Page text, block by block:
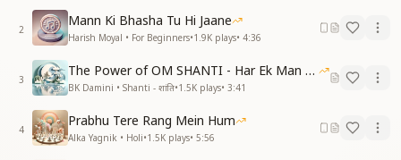
breath
जीवन का एक एक पल अनमोल है खजाना इनमें से एक पल भी नहीं
लौट के है आना
आनंद रस से अपना अंतकरण भिगो लो
अंतकरण भिगो लो
सासो के तार तार में
Every single moment of life is priceless treasure, not
2
Mann Ki Bhasha Tu Hi Jaane
Harish Moyal • For Beginners•1.9K plays• 4:36
3
The Power of OM SHANTI - Har Ek Man Mein Shanti
BK Damini • Shanti - शांति•1.5K plays• 3:41
4
Prabhu Tere Rang Mein Hum
Alka Yagnik • Holi•1.5K plays• 5:56